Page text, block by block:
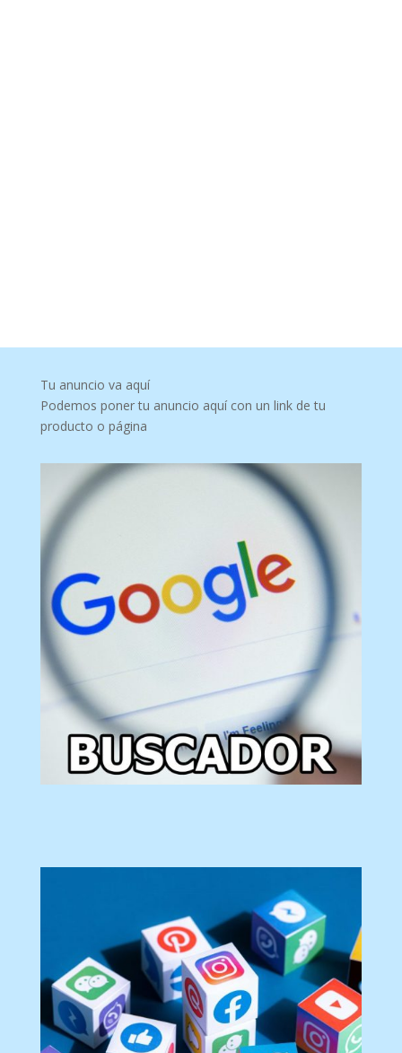
Tu anuncio va aquí
Podemos poner tu anuncio aquí con un link de tu
producto o página